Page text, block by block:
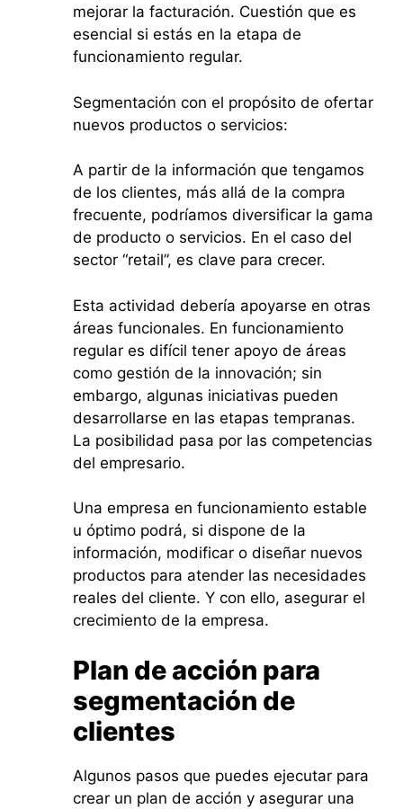
mejorar la facturación. Cuestión que es
esencial si estás en la etapa de
funcionamiento regular.
Segmentación con el propósito de ofertar
nuevos productos o servicios:
A partir de la información que tengamos
de los clientes, más allá de la compra
frecuente, podríamos diversificar la gama
de producto o servicios. En el caso del
sector “retail”, es clave para crecer.
Esta actividad debería apoyarse en otras
áreas funcionales. En funcionamiento
regular es difícil tener apoyo de áreas
como gestión de la innovación; sin
embargo, algunas iniciativas pueden
desarrollarse en las etapas tempranas.
La posibilidad pasa por las competencias
del empresario.
Una empresa en funcionamiento estable
u óptimo podrá, si dispone de la
información, modificar o diseñar nuevos
productos para atender las necesidades
reales del cliente. Y con ello, asegurar el
crecimiento de la empresa.
Plan de acción para
segmentación de
clientes
Algunos pasos que puedes ejecutar para
crear un plan de acción y asegurar una